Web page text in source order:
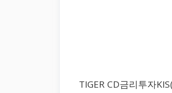
TIGER CD금리투자